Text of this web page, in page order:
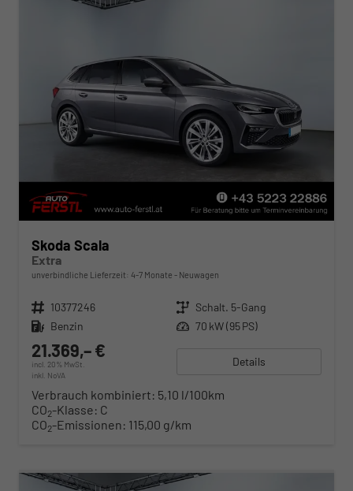
Skoda Scala
Extra
unverbindliche Lieferzeit: 4-7 Monate Neuwagen
Fahrzeugnr. 10377246 Getriebe Schalt. 5-Gang
Kraftstoff Benzin Leistung 70 kW (95 PS)
21.369,– €
incl. 20% MwSt.
inkl. NoVA
Details
Verbrauch kombiniert: 5,10 l/100km
CO2-Klasse: C
CO2-Emissionen: 115,00 g/km